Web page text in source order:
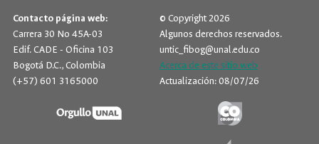
Contacto página web:
Carrera 30 No 45A-03
Edif. CADE - Oficina 103
Bogotá D.C., Colombia
(+57) 601 3165000
© Copyright 2026
Algunos derechos reservados.
untic_fibog@unal.edu.co
Acerca de este sitio web
Actualización: 08/07/26